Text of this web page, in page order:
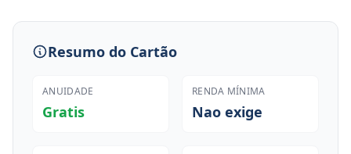
Resumo do Cartão
ANUIDADE
Gratis
RENDA MÍNIMA
Nao exige